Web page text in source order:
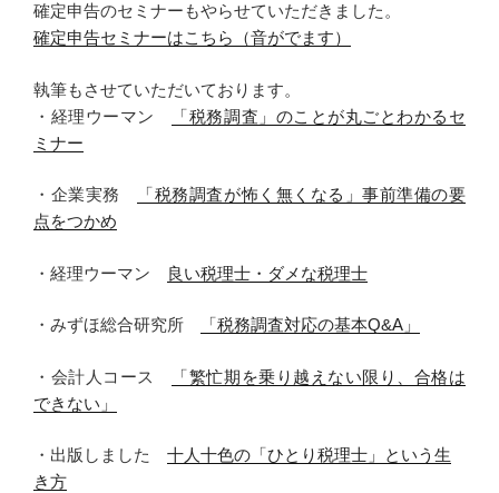
確定申告のセミナーもやらせていただきました。
確定申告セミナーはこちら（音がでます）
執筆もさせていただいております。
・経理ウーマン
「税務調査」のことが丸ごとわかるセ
ミナー
・企業実務
「税務調査が怖く無くなる」事前準備の要
点をつかめ
・経理ウーマン 良い税理士・ダメな税理士
・みずほ総合研究所 「税務調査対応の基本Q&A」
・会計人コース
「繁忙期を乗り越えない限り、合格は
できない」
・出版しました 十人十色の「ひとり税理士」という生
き方